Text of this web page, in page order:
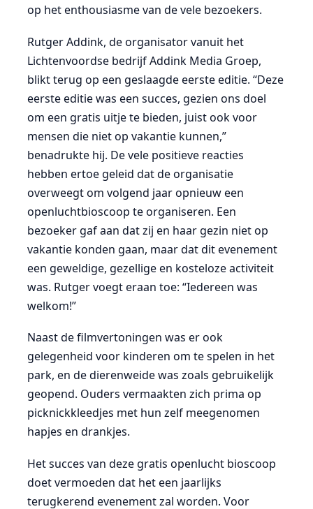
op het enthousiasme van de vele bezoekers.
Rutger Addink, de organisator vanuit het
Lichtenvoordse bedrijf Addink Media Groep,
blikt terug op een geslaagde eerste editie. “Deze
eerste editie was een succes, gezien ons doel
om een gratis uitje te bieden, juist ook voor
mensen die niet op vakantie kunnen,”
benadrukte hij. De vele positieve reacties
hebben ertoe geleid dat de organisatie
overweegt om volgend jaar opnieuw een
openluchtbioscoop te organiseren. Een
bezoeker gaf aan dat zij en haar gezin niet op
vakantie konden gaan, maar dat dit evenement
een geweldige, gezellige en kosteloze activiteit
was. Rutger voegt eraan toe: “Iedereen was
welkom!”
Naast de filmvertoningen was er ook
gelegenheid voor kinderen om te spelen in het
park, en de dierenweide was zoals gebruikelijk
geopend. Ouders vermaakten zich prima op
picknickkleedjes met hun zelf meegenomen
hapjes en drankjes.
Het succes van deze gratis openlucht bioscoop
doet vermoeden dat het een jaarlijks
terugkerend evenement zal worden. Voor